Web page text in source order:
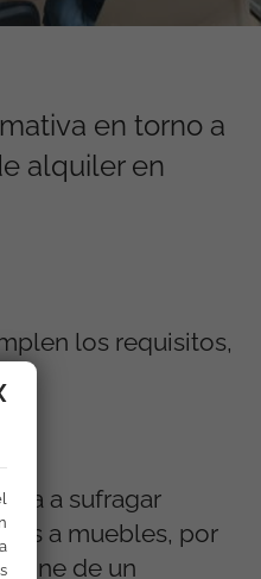
en torno a
alquiler en
los requisitos,
a sufragar
a muebles, por
de un